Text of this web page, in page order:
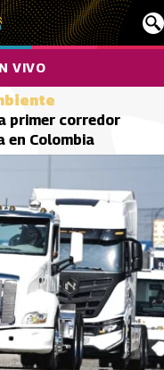
VIVO
primer corredor
en Colombia